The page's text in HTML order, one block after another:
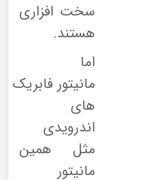
سخت افزاری
هستند.
اما
مانیتور فابریک
های
اندرویدی
مثل همین
مانیتور